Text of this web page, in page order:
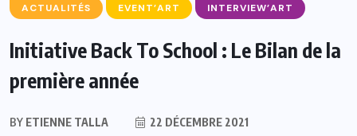
ACTUALITÉS EVENT’ART INTERVIEW’ART
Initiative Back To School : Le Bilan de la
première année
BY ETIENNE TALLA
22 DÉCEMBRE 2021